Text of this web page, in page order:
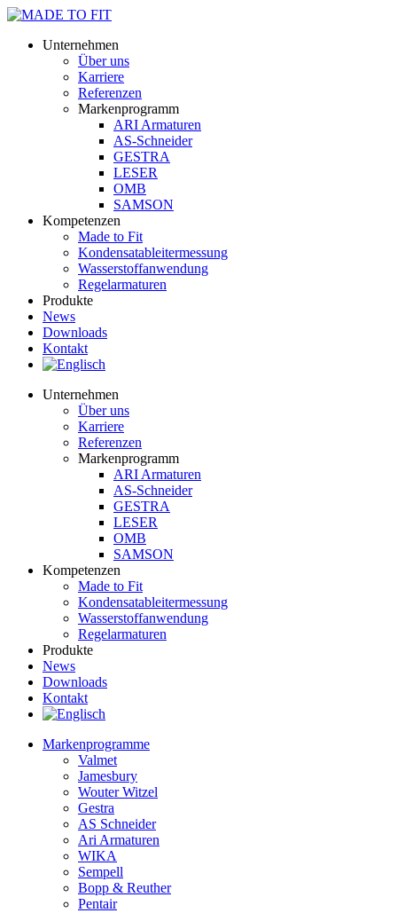
Unternehmen
Über uns
Karriere
Referenzen
Markenprogramm
ARI Armaturen
AS-Schneider
GESTRA
LESER
OMB
SAMSON
Kompetenzen
Made to Fit
Kondensat­ableiter­messung
Wasserstoff­anwendung
Regel­arma­turen
Produkte
News
Downloads
Kontakt
Unternehmen
Über uns
Karriere
Referenzen
Markenprogramm
ARI Armaturen
AS-Schneider
GESTRA
LESER
OMB
SAMSON
Kompetenzen
Made to Fit
Kondensat­ableiter­messung
Wasserstoff­anwendung
Regel­arma­turen
Produkte
News
Downloads
Kontakt
Markenprogramme
Valmet
Jamesbury
Wouter Witzel
Gestra
AS Schneider
Ari Armaturen
WIKA
Sempell
Bopp & Reuther
Pentair